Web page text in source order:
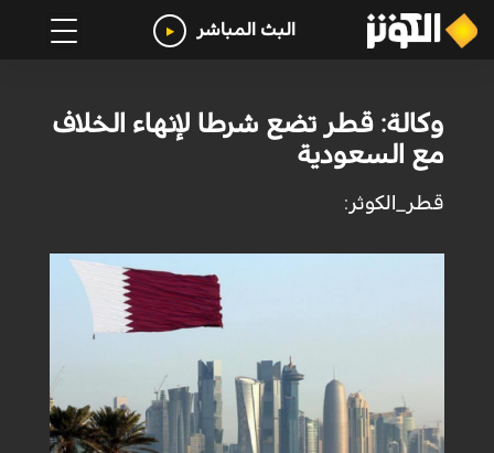
البث المباشر
وكالة: قطر تضع شرطا لإنهاء الخلاف
مع السعودية
قطر_الكوثر: